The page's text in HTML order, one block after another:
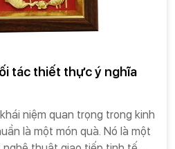
tác thiết thực ý nghĩa
niệm quan trọng trong kinh
là một món quà. Nó là một